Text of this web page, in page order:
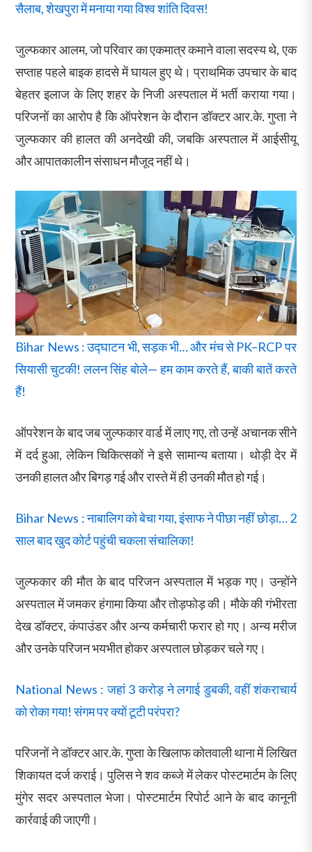
सैलाब, शेखपुरा में मनाया गया विश्व शांति दिवस!
जुल्फकार आलम, जो परिवार का एकमात्र कमाने वाला सदस्य थे, एक
सप्ताह पहले बाइक हादसे में घायल हुए थे। प्राथमिक उपचार के बाद
बेहतर इलाज के लिए शहर के निजी अस्पताल में भर्ती कराया गया।
परिजनों का आरोप है कि ऑपरेशन के दौरान डॉक्टर आर.के. गुप्ता ने
जुल्फकार की हालत की अनदेखी की, जबकि अस्पताल में आईसीयू
और आपातकालीन संसाधन मौजूद नहीं थे।
Bihar News : उद्घाटन भी, सड़क भी… और मंच से PK–RCP पर
सियासी चुटकी! ललन सिंह बोले— हम काम करते हैं, बाकी बातें करते
हैं!
ऑपरेशन के बाद जब जुल्फकार वार्ड में लाए गए, तो उन्हें अचानक सीने
में दर्द हुआ, लेकिन चिकित्सकों ने इसे सामान्य बताया। थोड़ी देर में
उनकी हालत और बिगड़ गई और रास्ते में ही उनकी मौत हो गई।
Bihar News : नाबालिग को बेचा गया, इंसाफ ने पीछा नहीं छोड़ा… 2
साल बाद खुद कोर्ट पहुंची चकला संचालिका!
जुल्फकार की मौत के बाद परिजन अस्पताल में भड़क गए। उन्होंने
अस्पताल में जमकर हंगामा किया और तोड़फोड़ की। मौके की गंभीरता
देख डॉक्टर, कंपाउंडर और अन्य कर्मचारी फरार हो गए। अन्य मरीज
और उनके परिजन भयभीत होकर अस्पताल छोड़कर चले गए।
National News : जहां 3 करोड़ ने लगाई डुबकी, वहीं शंकराचार्य
को रोका गया! संगम पर क्यों टूटी परंपरा?
परिजनों ने डॉक्टर आर.के. गुप्ता के खिलाफ कोतवाली थाना में लिखित
शिकायत दर्ज कराई। पुलिस ने शव कब्जे में लेकर पोस्टमार्टम के लिए
मुंगेर सदर अस्पताल भेजा। पोस्टमार्टम रिपोर्ट आने के बाद कानूनी
कार्रवाई की जाएगी।